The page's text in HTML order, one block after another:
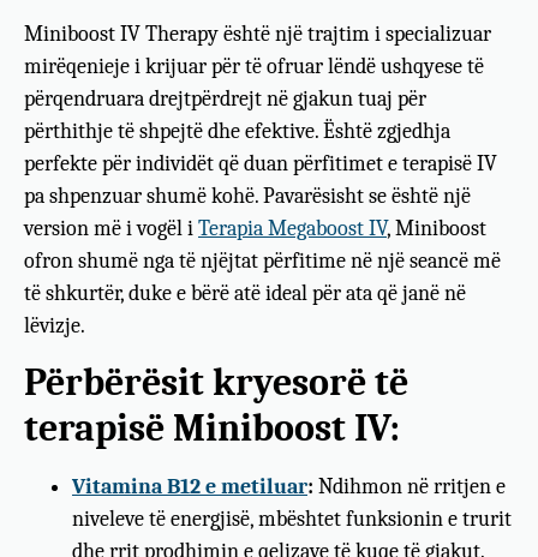
Miniboost IV Therapy është një trajtim i specializuar
mirëqenieje i krijuar për të ofruar lëndë ushqyese të
përqendruara drejtpërdrejt në gjakun tuaj për
përthithje të shpejtë dhe efektive. Është zgjedhja
perfekte për individët që duan përfitimet e terapisë IV
pa shpenzuar shumë kohë. Pavarësisht se është një
version më i vogël iTerapia Megaboost IV, Miniboost
ofron shumë nga të njëjtat përfitime në një seancë më
të shkurtër, duke e bërë atë ideal për ata që janë në
lëvizje.
Përbërësit kryesorë të
terapisë Miniboost IV:
Vitamina B12 e metiluar: Ndihmon në rritjen e
niveleve të energjisë, mbështet funksionin e trurit
dhe rrit prodhimin e qelizave të kuqe të gjakut.